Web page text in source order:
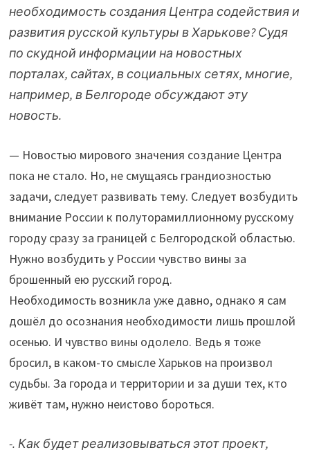
необходимость создания Центра содействия и
развития русской культуры в Харькове? Судя
по скудной информации на новостных
порталах, сайтах, в социальных сетях, многие,
например, в Белгороде обсуждают эту
новость.
— Новостью мирового значения создание Центра
пока не стало. Но, не смущаясь грандиозностью
задачи, следует развивать тему. Следует возбудить
внимание России к полуторамиллионному русскому
городу сразу за границей с Белгородской областью.
Нужно возбудить у России чувство вины за
брошенный ею русский город.
Необходимость возникла уже давно, однако я сам
дошёл до осознания необходимости лишь прошлой
осенью. И чувство вины одолело. Ведь я тоже
бросил, в каком-то смысле Харьков на произвол
судьбы. За города и территории и за души тех, кто
живёт там, нужно неистово бороться.
-. Как будет реализовываться этот проект,